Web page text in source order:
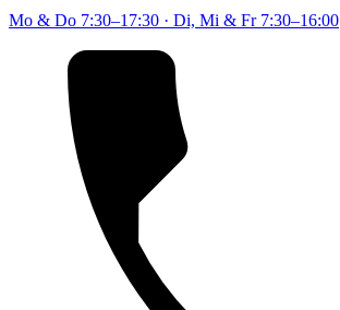
Mo & Do 7:30–17:30 · Di, Mi & Fr 7:30–16:00